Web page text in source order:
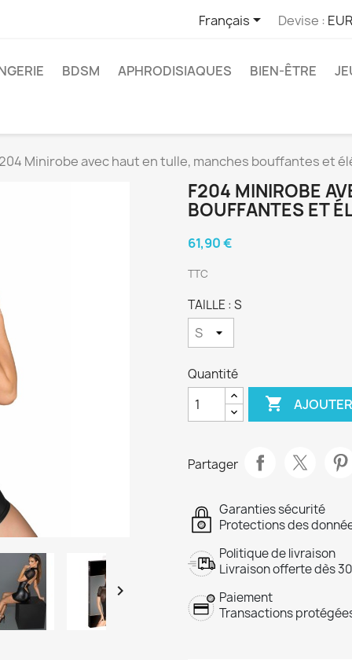
Français Devise :
BDSM APHRODISIAQUES BIEN-ÊTRE
Minirobe avec haut en tulle, manches bouffantes et

F204 MINIROBE
BOUFFANTES ET
61,90 €
TTC
TAILLE : S
Quantité

Partager
Garanties sécurité
Protections des
Politique de livraison
Livraison offerte dès
Paiement
Transactions